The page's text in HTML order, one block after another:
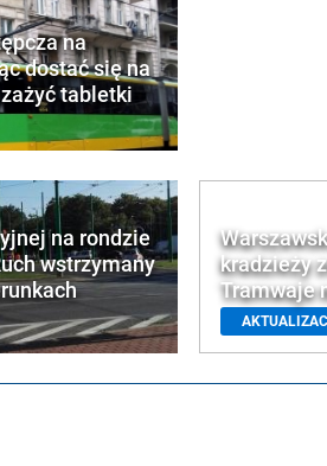
na
dostać się na
tabletki
na rondzie
wstrzymany
kradzieży
Tramwaje